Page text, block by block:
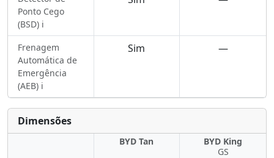
Ponto Cego
(BSD) ℹ️
Frenagem
Automática de
Emergência
(AEB) ℹ️
Sim —
Dimensões
BYD Tan
BYD King
GS